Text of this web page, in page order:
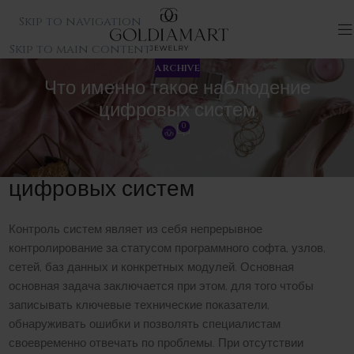
Skip to navigation
Skip to main content
ARCHIVE
Что именно такое наблюдение
цифровых систем
0
Что именно такое наблюдение
цифровых систем
Контроль систем являет из себя непрерывное
контролирование за статусом программного софта, узлов,
сетей, баз данных и конкретных модулей. Основная
основная задача заключается при этом, для того чтобы
записывать ключевые технические показатели,
обнаруживать ошибки и позволять специалистам
своевременно отвечать по проблемы. При отсутствии